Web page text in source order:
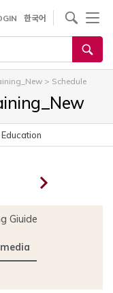
한국어
> Schedule
Giuide